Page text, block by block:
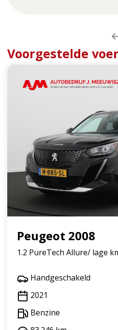
Voorgestelde
Peugeot 2008
1.2 PureTech Allure/ lage
Handgeschakeld
2021
Benzine